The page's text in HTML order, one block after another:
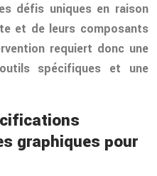
défis uniques en raison
et de leurs composants
requiert donc une
spécifiques et une
graphiques pour